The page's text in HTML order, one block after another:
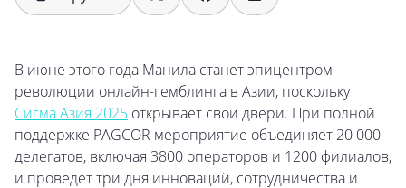
В июне этого года Манила станет эпицентром
революции онлайн-гемблинга в Азии, поскольку
Сигма Азия 2025 открывает свои двери. При полной
поддержке PAGCOR мероприятие объединяет 20 000
делегатов, включая 3800 операторов и 1200 филиалов,
и проведет три дня инноваций, сотрудничества и